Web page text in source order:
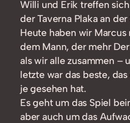
Willi und Erik treffen
der Taverna Plaka an
Heute haben wir Marcus
dem Mann, der mehr
als wir alle zusammen –
letzte war das beste,
je gesehen hat.
Es geht um das Spiel
aber auch um das